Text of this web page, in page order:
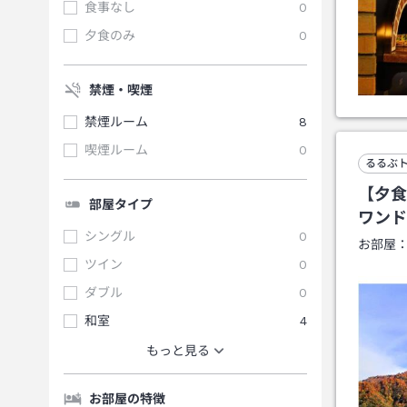
食事なし
0
夕食のみ
0
禁煙・喫煙
禁煙ルーム
8
喫煙ルーム
0
部屋タイプ
シングル
0
ツイン
0
ダブル
0
和室
4
もっと見る
お部屋の特徴
るるぶ
【夕
ワン
お部屋